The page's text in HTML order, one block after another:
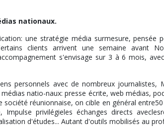
nationaux.
une stratégie média surmesure, pensée
clients arrivent une semaine avant
s'envisage sur 3 à 6 mois,
personnels avec de nombreux journalistes,
natio-naux: presse écrite, web médias,
société réunionnaise, on cible en général
Impulse privilégieles échanges directs
d'études... Autant d'outils mobilisés au